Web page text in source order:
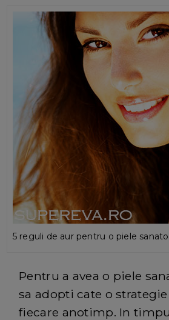
5 reguli de aur pentru o piele
Pentru a avea o piele
sa adopti cate o
fiecare anotimp. In